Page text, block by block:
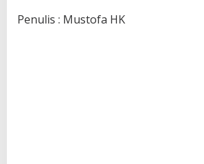
Penulis : Mustofa HK